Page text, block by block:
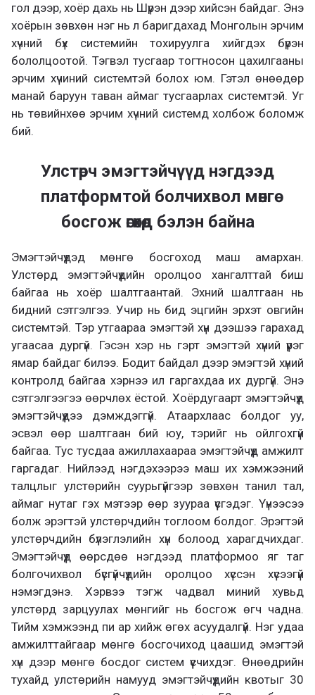
гол дээр, хоёр дахь нь Шүрэн дээр хийсэн байдаг. Энэ
хоёрын зөвхөн нэг нь л баригдахад Монголын эрчим
хүчний бүх системийн тохируулга хийгдэх бүрэн
бололцоотой. Тэгвэл тусгаар тогтносон цахилгааны
эрчим хүчиний системтэй болох юм. Гэтэл өнөөдөр
манай баруун таван аймаг тусгаарлах системтэй. Уг
нь төвийнхөө эрчим хүчний системд холбож боломж
бий.
Улстөрч эмэгтэйчүүд нэгдээд
платформтой болчихвол мөнгө
босгож өгөхөд бэлэн байна
Эмэгтэйчүүдэд мөнгө босгоход маш амархан.
Улстөрд эмэгтэйчүүдийн оролцоо хангалттай биш
байгаа нь хоёр шалтгаантай. Эхний шалтгаан нь
бидний сэтгэлгээ. Учир нь бид эцгийн эрхэт овгийн
системтэй. Тэр утгаараа эмэгтэй хүн дээшээ гарахад
угаасаа дургүй. Гэсэн хэр нь гэрт эмэгтэй хүний үүрэг
ямар байдаг билээ. Бодит байдал дээр эмэгтэй хүний
контролд байгаа хэрнээ ил гаргахдаа их дургүй. Энэ
сэтгэлгээгээ өөрчлөх ёстой. Хоёрдугаарт эмэгтэйчүүд
эмэгтэйчүүдээ дэмждэггүй. Атаархлаас болдог уу,
эсвэл өөр шалтгаан бий юу, тэрийг нь ойлгохгүй
байгаа. Тус тусдаа ажиллахаараа эмэгтэйчүүд амжилт
гаргадаг. Нийлээд нэгдэхээрээ маш их хэмжээний
талцлыг улстөрийн суурьгүйгээр зөвхөн танил тал,
аймаг нутаг гэх мэтээр өөр зуураа үүсгэдэг. Үүнээсээ
болж эрэгтэй улстөрчдийн тоглоом болдог. Эрэгтэй
улстөрчдийн бүлэглэлийн хүн болоод харагдчихдаг.
Эмэгтэйчүүд өөрсдөө нэгдээд платформоо яг таг
болгочихвол бүсгүйчүүдийн оролцоо хүссэн хүсээгүй
нэмэгдэнэ. Хэрвээ тэгж чадвал миний хувьд
улстөрд зарцуулах мөнгийг нь босгож өгч чадна.
Тийм хэмжээнд пи ар хийж өгөх асуудалгүй. Нэг удаа
амжилттайгаар мөнгө босгочиход цаашид эмэгтэй
хүн дээр мөнгө босдог систем үүсчихдэг. Өнөөдрийн
тухайд улстөрийн намууд эмэгтэйчүүдийн квотыг 30